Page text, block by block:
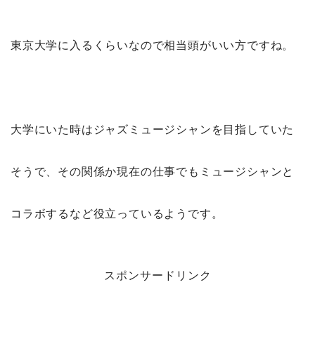
東京大学に入るくらいなので相当頭がいい方ですね。
大学にいた時はジャズミュージシャンを目指していた
そうで、その関係か現在の仕事でもミュージシャンと
コラボするなど役立っているようです。
スポンサードリンク